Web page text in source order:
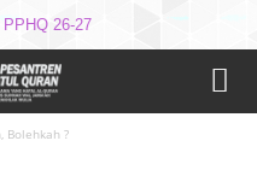
Bolehkah ?